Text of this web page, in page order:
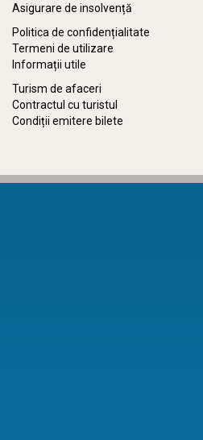
Asigurare de insolvență
Politica de confidențialitate
Termeni de utilizare
Informații utile
Turism de afaceri
Contractul cu turistul
Condiții emitere bilete